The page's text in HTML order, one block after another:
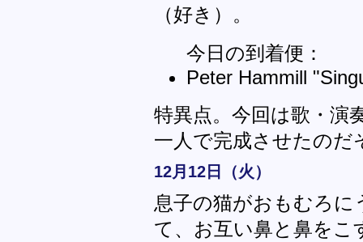
（好き）。
今日の到着便：
Peter Hammill
特異点。今回は歌・演
一人で完成させたのだ
12月12日（火）
息子の猫がおもむろ
て、お互い鼻と鼻を